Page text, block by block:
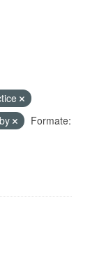
Formate: